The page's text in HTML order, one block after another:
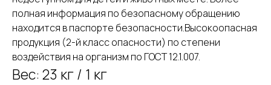
полная информация по безопасному обращению
находится в паспорте безопасности.Высокоопасная
продукция (2-й класс опасности) по степени
воздействия на организм по ГОСТ 12.1.007.
Вес: 23 кг / 1 кг